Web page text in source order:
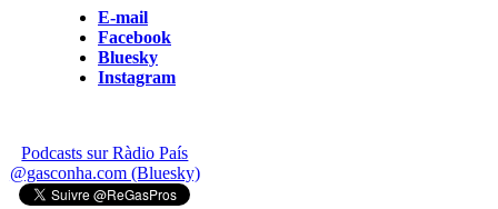
E-mail
Facebook
Bluesky
Instagram
Podcasts sur Ràdio País
@gasconha.com (Bluesky)